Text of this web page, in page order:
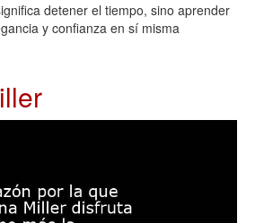
detener el tiempo, sino aprender
y confianza en sí misma